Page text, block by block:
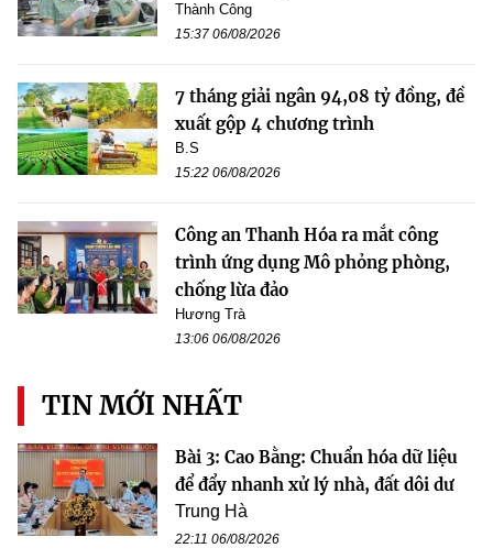
Thành Công
15:37 06/08/2026
7 tháng giải ngân 94,08 tỷ đồng, đề
xuất gộp 4 chương trình
B.S
15:22 06/08/2026
Công an Thanh Hóa ra mắt công
trình ứng dụng Mô phỏng phòng,
chống lừa đảo
Hương Trà
13:06 06/08/2026
TIN MỚI NHẤT
Bài 3: Cao Bằng: Chuẩn hóa dữ liệu
để đẩy nhanh xử lý nhà, đất dôi dư
Trung Hà
22:11 06/08/2026